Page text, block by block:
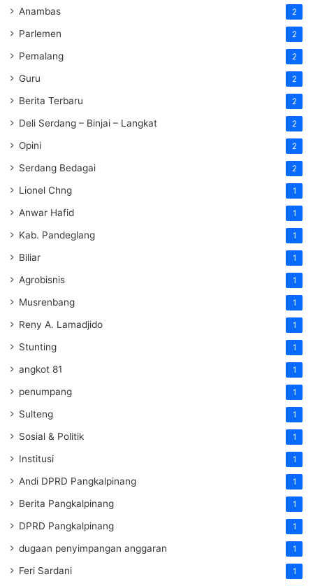
Anambas 2
Parlemen 2
Pemalang 2
Guru 2
Berita Terbaru 2
Deli Serdang – Binjai – Langkat 2
Opini 2
Serdang Bedagai 2
Lionel Chng 1
Anwar Hafid 1
Kab. Pandeglang 1
Biliar 1
Agrobisnis 1
Musrenbang 1
Reny A. Lamadjido 1
Stunting 1
angkot 81 1
penumpang 1
Sulteng 1
Sosial & Politik 1
Institusi 1
Andi DPRD Pangkalpinang 1
Berita Pangkalpinang 1
DPRD Pangkalpinang 1
dugaan penyimpangan anggaran 1
Feri Sardani 1